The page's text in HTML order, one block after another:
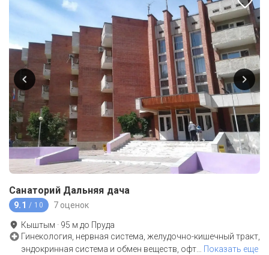
Санаторий Дальняя дача
9.1 / 10 7 оценок
Кыштым · 95 м до Пруда
Гинекология, нервная система, желудочно-кишечный тракт,
эндокринная система и обмен веществ, офт
Показать еще